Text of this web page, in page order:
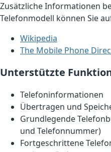
Zusätzliche Informationen
Telefonmodell können Sie
Wikipedia
The Mobile Phone
Unterstützte
Telefoninformationen
Übertragen und
Grundlegende
und Telefonnummer)
Fortgeschrittene